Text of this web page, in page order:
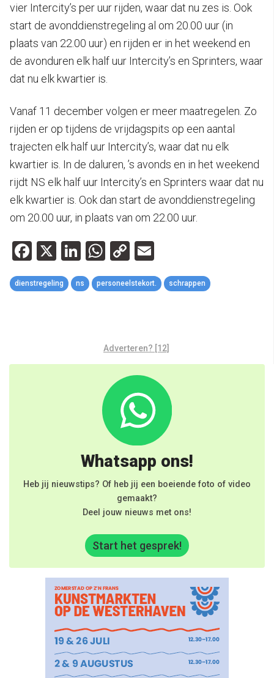
vier Intercity’s per uur rijden, waar dat nu zes is. Ook
start de avonddienstregeling al om 20.00 uur (in
plaats van 22.00 uur) en rijden er in het weekend en
de avonduren elk half uur Intercity’s en Sprinters, waar
dat nu elk kwartier is.
Vanaf 11 december volgen er meer maatregelen. Zo
rijden er op tijdens de vrijdagspits op een aantal
trajecten elk half uur Intercity’s, waar dat nu elk
kwartier is. In de daluren, ’s avonds en in het weekend
rijdt NS elk half uur Intercity’s en Sprinters waar dat nu
elk kwartier is. Ook dan start de avonddienstregeling
om 20.00 uur, in plaats van om 22.00 uur.
Facebook
X LinkedIn
WhatsApp
Copy
Link
dienstregeling ns personeelstekort. schrappen
Adverteren? [12]
Whatsapp ons!
Heb jij nieuwstips? Of heb jij een boeiende foto of video
gemaakt?
Deel jouw nieuws met ons!
Start het gesprek!